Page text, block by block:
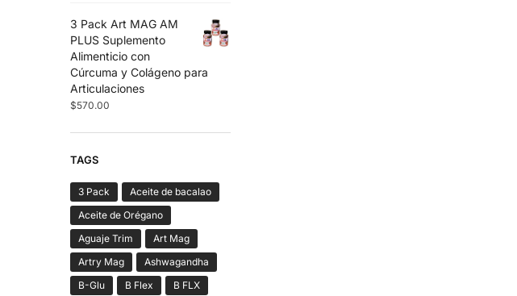
3 Pack Art MAG AM
PLUS Suplemento
Alimenticio con
Cúrcuma y Colágeno para
Articulaciones
$570.00
TAGS
3 Pack
Aceite de bacalao
Aceite de Orégano
Aguaje Trim
Art Mag
Artry Mag
Ashwagandha
B-Glu
B Flex B FLX